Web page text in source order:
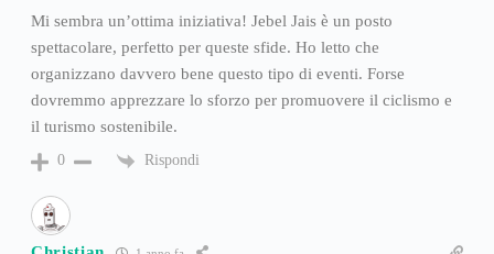
Mi sembra un’ottima iniziativa! Jebel Jais è un posto
spettacolare, perfetto per queste sfide. Ho letto che
organizzano davvero bene questo tipo di eventi. Forse
dovremmo apprezzare lo sforzo per promuovere il ciclismo e
il turismo sostenibile.
0 Rispondi